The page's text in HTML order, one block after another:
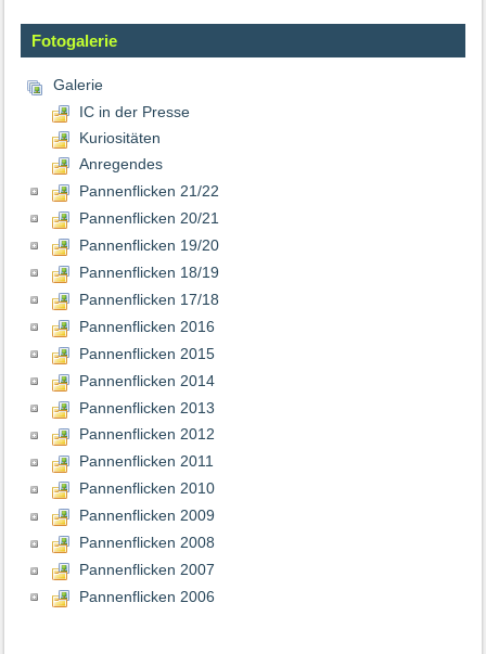
Fotogalerie
Galerie
IC in der Presse
Kuriositäten
Anregendes
Pannenflicken 21/22
Pannenflicken 20/21
Pannenflicken 19/20
Pannenflicken 18/19
Pannenflicken 17/18
Pannenflicken 2016
Pannenflicken 2015
Pannenflicken 2014
Pannenflicken 2013
Pannenflicken 2012
Pannenflicken 2011
Pannenflicken 2010
Pannenflicken 2009
Pannenflicken 2008
Pannenflicken 2007
Pannenflicken 2006